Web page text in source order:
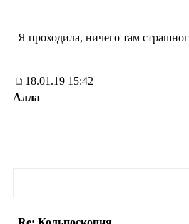
Я проходила, ничего там
18.01.19 15:42
Алла